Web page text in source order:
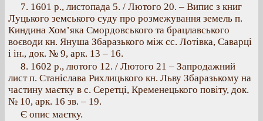
7. 1601 p., листопада 5. / Лютого 20. – Випис з книг
Луцького земського суду про розмежування земель п.
Киндина Хом’яка Смордовського та брацлавського
воєводи кн. Януша Збаразького між сс. Лотівка, Саварці
і ін., док. № 9, арк. 13 – 16.
8. 1602 p., лютого 12. / Лютого 21 – Запродажний
лист п. Станіслава Рихлицького кн. Льву Збаразькому на
частину маєтку в с. Серетці, Кременецького повіту, док.
№ 10, арк. 16 зв. – 19.
Є опис маєтку.